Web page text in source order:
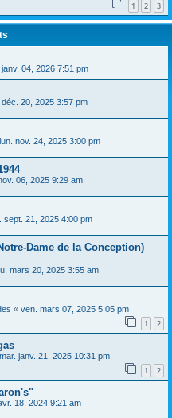
1 2 3
janv. 04, 2026 7:51 pm
20, 2025 3:57 pm
lun. nov. 24, 2025 3:00 pm
06, 2025 9:29 am
sept. 21, 2025 4:00 pm
Dame de la Conception)
mars 20, 2025 3:55 am
« ven. mars 07, 2025 5:05 pm
1 2
mar. janv. 21, 2025 10:31 pm
1 2
18, 2024 9:21 am